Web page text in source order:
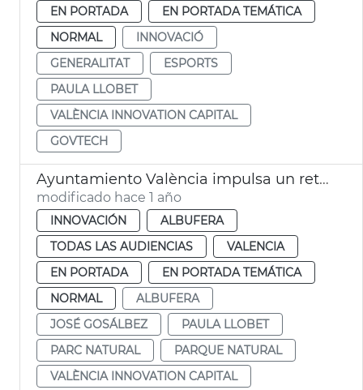
EN PORTADA
EN PORTADA TEMÁTICA
NORMAL
INNOVACIÓ
GENERALITAT
ESPORTS
PAULA LLOBET
VALÈNCIA INNOVATION CAPITAL
GOVTECH
Ayuntamiento València impulsa un reto GovTech para proteger la Albufera
modificado hace 1 año
INNOVACIÓN
ALBUFERA
TODAS LAS AUDIENCIAS
VALENCIA
EN PORTADA
EN PORTADA TEMÁTICA
NORMAL
ALBUFERA
JOSÉ GOSÁLBEZ
PAULA LLOBET
PARC NATURAL
PARQUE NATURAL
VALÈNCIA INNOVATION CAPITAL